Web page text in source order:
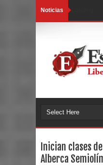
Noticias
Inician clases
Alberca